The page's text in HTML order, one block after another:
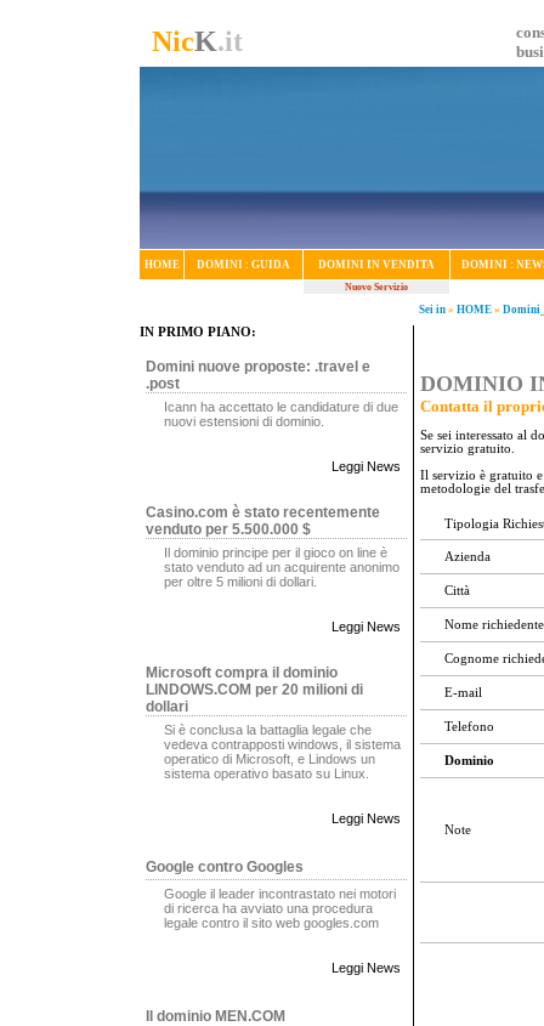
NicK.it
HOME DOMINI : GUIDA DOMINI IN VENDITA DOMINI :
Nuovo Servizio
Sei in » HOME »
IN PRIMO PIANO:
Domini nuove proposte: .travel e
.post
Icann ha accettato le candidature di due
nuovi estensioni di dominio.
Leggi News
Casino.com è stato recentemente
venduto per 5.500.000 $
Il dominio principe per il gioco on line è
stato venduto ad un acquirente anonimo
per oltre 5 milioni di dollari.
Leggi News
Microsoft compra il dominio
LINDOWS.COM per 20 milioni di
dollari
Si è conclusa la battaglia legale che
vedeva contrapposti windows, il sistema
operatico di Microsoft, e Lindows un
sistema operativo basato su Linux.
Leggi News
Google contro Googles
Google il leader incontrastato nei motori
di ricerca ha avviato una procedura
legale contro il sito web googles.com
Leggi News
Il dominio MEN.COM
DOMINIO
Contatta il
Se sei interessato al
servizio gratuito.
Il servizio è gratuito
metodologie del
Tipologia
Azienda
Città
Nome richiedente
Cognome
E-mail
Telefono
Dominio
Note